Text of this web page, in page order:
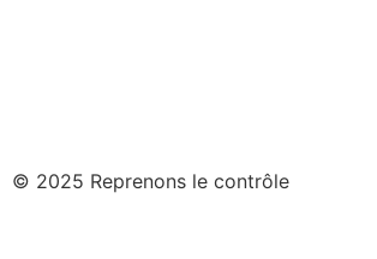
© 2025 Reprenons le contrôle